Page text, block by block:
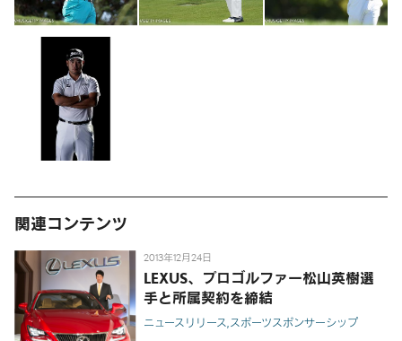
関連コンテンツ
2013年12月24日
LEXUS、プロゴルファー松山英樹選
手と所属契約を締結
ニュースリリース スポーツスポンサーシップ